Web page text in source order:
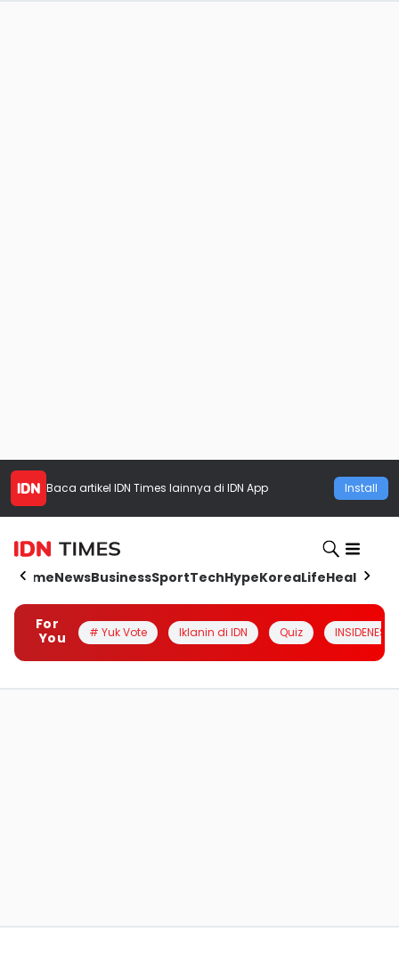
Baca artikel IDN Times lainnya di IDN App Install
HomeNewsBusinessSportTechHypeKoreaLifeHealth
For
You
# Yuk Vote Iklanin di IDN Quiz INSIDENESIA